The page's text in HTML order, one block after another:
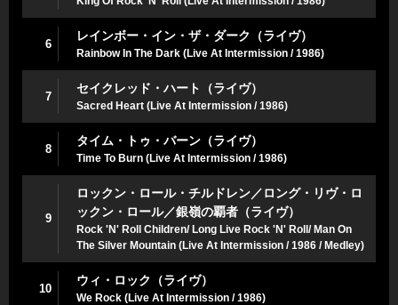
6
レインボー・イン・ザ・ダーク（ライヴ）
Rainbow In The Dark (Live At Intermission / 1986)
7
セイクレッド・ハート（ライヴ）
Sacred Heart (Live At Intermission / 1986)
8
タイム・トゥ・バーン（ライヴ）
Time To Burn (Live At Intermission / 1986)
9
ロックン・ロール・チルドレン／ロング・リヴ・ロ
ックン・ロール／銀嶺の覇者（ライヴ）
Rock 'N' Roll Children/ Long Live Rock 'N' Roll/ Man On
The Silver Mountain (Live At Intermission / 1986 / Medley)
10
ウィ・ロック（ライヴ）
We Rock (Live At Intermission / 1986)